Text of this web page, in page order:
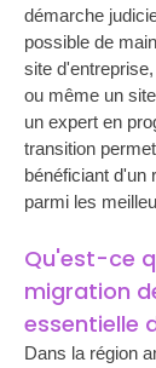
démarche
possible de
site
ou même un
un expert en
transition
bénéficiant d'un
parmi les
Qu'est-ce
migration
essentielle
Dans la région